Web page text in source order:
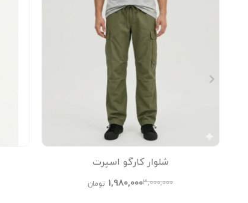
شلوار کارگو اسپرت
3,000,000
1,980,000 تومان